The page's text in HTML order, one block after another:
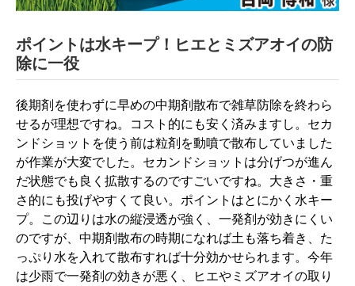
ポイントは水キープ！ヒエとミズアオイの防
除に一役
後期剤を使わずに早めの中期剤散布で雑草防除を終わら
せるが理想ですね。コスト的にも安く済みますし。セカ
ンドショットを使う前は粒剤を動噴で散布していました
が作業が大変でした。セカンドショットは分げつが進ん
だ状態でも良く拡散するのですごいですね。大きさ・重
さ的にも投げやすくて良い。ポイントはとにかく水キー
プ。この辺りは水の縦浸透が強く、一発剤が効きにくい
のですが、中期剤散布の時期になれば土も落ち着き、た
っぷり水を入れて散布すれば十分効かせられます。今年
は少雨で一発剤の効きが悪く、ヒエやミズアオイの取り